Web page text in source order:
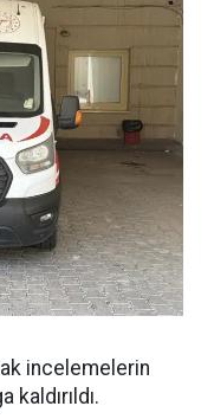
incelemelerin